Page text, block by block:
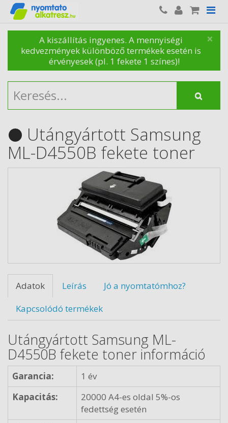
×
A kiszállítás ingyenes. A mennyiségi
kedvezmények különböző termékek esetén is
érvényesek (pl. 1 fekete 1 színes)!
Utángyártott Samsung
ML-D4550B fekete toner
Adatok Leírás
Jó a nyomtatómhoz?
Kapcsolódó termékek
Utángyártott Samsung ML-
D4550B fekete toner információ
Garancia:
1 év
Kapacitás:
20000 A4-es oldal 5%-os
fedettség esetén